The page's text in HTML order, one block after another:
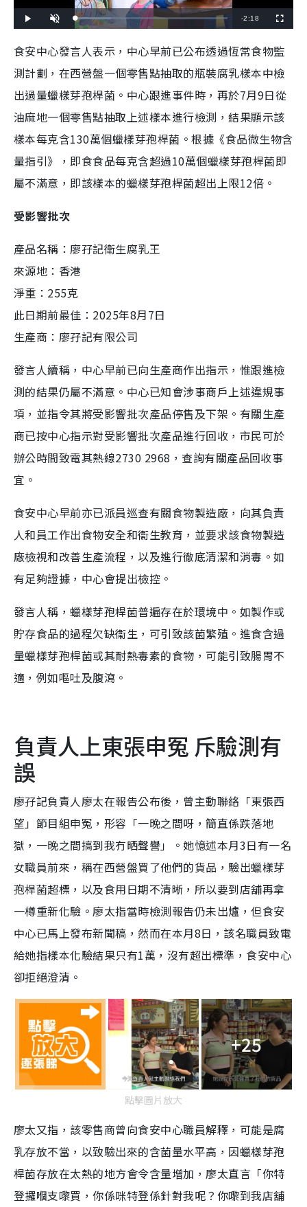
l
n
t
e
L
o
e
d
2
3
4
8
R
a
i
n
i
n
g
-2:18
u
s
c
e
e
食安中心發言人表示，中心早前已公布透過恆常食物監
測計劃，在西營盤一個零售點抽取的瓶裝腐乳樣本中檢
出過量蠟樣芽孢桿菌。中心跟進事件時，再於7月9日從
油麻地一個零售點抽取上述樣本進行檢測，結果顯示該
樣本每克含130萬個蠟樣芽孢桿菌。根據《食品微生物含
量指引》，即食食品每克含超過10萬個蠟樣芽孢桿菌即
屬不滿意，即該樣本的蠟樣芽孢桿菌超出上限12倍。
受影響批次
產品名稱：廖孖記衛生腐乳王
來源地：香港
淨重：255克
此日期前最佳：2025年8月7日
生產商：廖孖記有限公司
發言人續稱，中心早前已向生產商作出指示，惟跟進檢
測的結果仍屬不滿意。中心已知會涉事商戶上述違規事
項，並指令其將受影響批次產品停售及下架。有關生產
商已按中心指示對受影響批次產品進行回收，市民可於
辦公時間致電其熱線2730 2968，查詢有關產品回收事
宜。
食安中心早前亦已派員巡查有關食物製造廠，向其負責
人和員工作出食物安全和衞生教育，並要求該食物製造
廠檢視和改善生產流程，以及進行徹底清潔和消毒。如
有足夠證據，中心會提出檢控。
發言人稱，蠟樣芽孢桿菌普遍存在於環境中。如製作或
貯存食品的過程欠缺衞生，可引致該菌繁殖。進食含過
量蠟樣芽孢桿菌或其耐熱毒素的食物，可能引致腸胃不
適，例如嘔吐及腹瀉。
負責人上東張申冤 斥驗測有
誤
廖孖記負責人廖太在報告公布後，曾主動聯絡「東張西
望」節目組申冤，形容「一晚之間呀，簡直係跌落地
獄，一晚之間搞到我冇晒聲譽」。她憶述本月3日有一名
女職員前來，稱在西營盤買了他們的貨品，驗出蠟樣芽
孢桿菌超標，以及食用日期不清晰，所以要到店舖再拿
一樽重新化驗。廖太指當時檢測報告仍未出爐，但食安
中心已馬上發布新聞稿，然而在本月8日，該名職員致電
給她指樣本化驗結果只有1萬，沒有超出標準，食安中心
卻拒絕澄清。
+25
點擊圖片放大
廖太又指，該零售商曾向食安中心職員解釋，可能是腐
乳存放不當，以致驗出來的含菌量水平高，因蠟樣芽孢
桿菌存放在太熱的地方會令含量增加，廖太直言「你特
登攞嗰支嚟買，你係咪特登係針對我呢？你嚟到我店舖